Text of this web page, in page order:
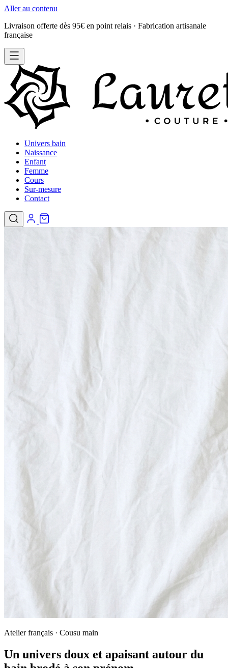
Aller au contenu
Livraison offerte dès 95€ en point relais · Fabrication artisanale
française
Univers bain
Naissance
Enfant
Femme
Cours
Sur-mesure
Contact
Atelier français · Cousu main
Un univers doux et apaisant autour du